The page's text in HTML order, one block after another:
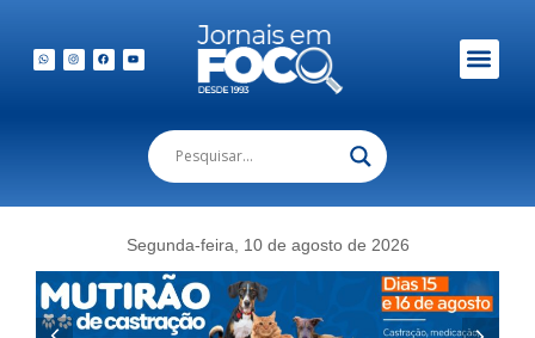
Segunda-feira, 10 de agosto de 2026